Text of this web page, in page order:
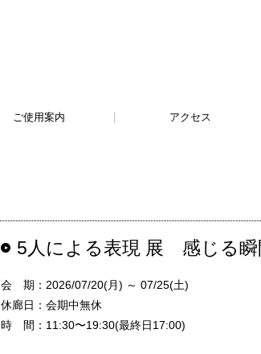
ご使用案内 アクセス
5人による表現 展 感じる瞬
会 期：2026/07/20(月) ～ 07/25(土)
休廊日：会期中無休
時 間：11:30〜19:30(最終日17:00)